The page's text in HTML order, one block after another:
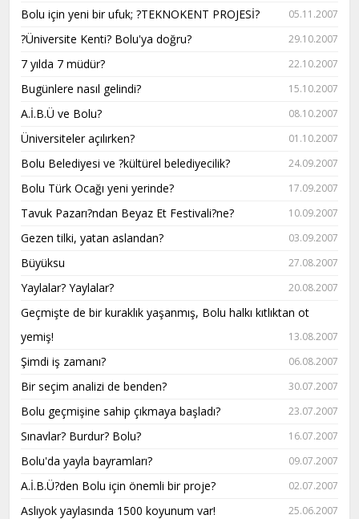
Bolu için yeni bir ufuk; ?TEKNOKENT PROJESİ? 05.11.2007
?Üniversite Kenti? Bolu'ya doğru? 29.10.2007
7 yılda 7 müdür? 22.10.2007
Bugünlere nasıl gelindi? 15.10.2007
A.İ.B.Ü ve Bolu? 08.10.2007
Üniversiteler açılırken? 01.10.2007
Bolu Belediyesi ve ?kültürel belediyecilik? 24.09.2007
Bolu Türk Ocağı yeni yerinde? 17.09.2007
Tavuk Pazarı?ndan Beyaz Et Festivali?ne? 10.09.2007
Gezen tilki, yatan aslandan? 03.09.2007
Büyüksu 27.08.2007
Yaylalar? Yaylalar? 20.08.2007
Geçmişte de bir kuraklık yaşanmış, Bolu halkı kıtlıktan ot
yemiş!
13.08.2007
Şimdi iş zamanı? 06.08.2007
Bir seçim analizi de benden? 30.07.2007
Bolu geçmişine sahip çıkmaya başladı? 23.07.2007
Sınavlar? Burdur? Bolu? 16.07.2007
Bolu'da yayla bayramları? 09.07.2007
A.İ.B.Ü?den Bolu için önemli bir proje? 02.07.2007
Aslıyok yaylasında 1500 koyunum var! 25.06.2007